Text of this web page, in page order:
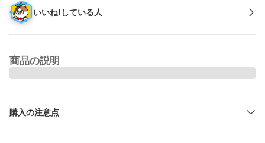
いいね!している人
商品の説明
購入の注意点